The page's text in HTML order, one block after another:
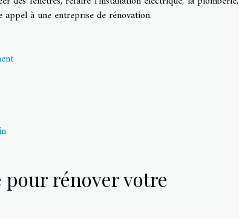
appel à une entreprise de rénovation.
rénover votre